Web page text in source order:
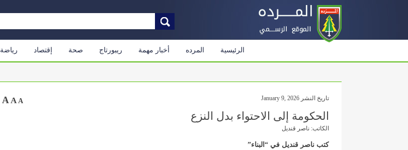
الرئيسية المرده أخبار مهمة ريبورتاج صحة إقتصاد رياضة
تاريخ النشر January 9, 2026 A A A
الحكومة إلى الاحتواء بدل النزع
الكاتب: ناصر قنديل
كتب ناصر قنديل في “البناء”